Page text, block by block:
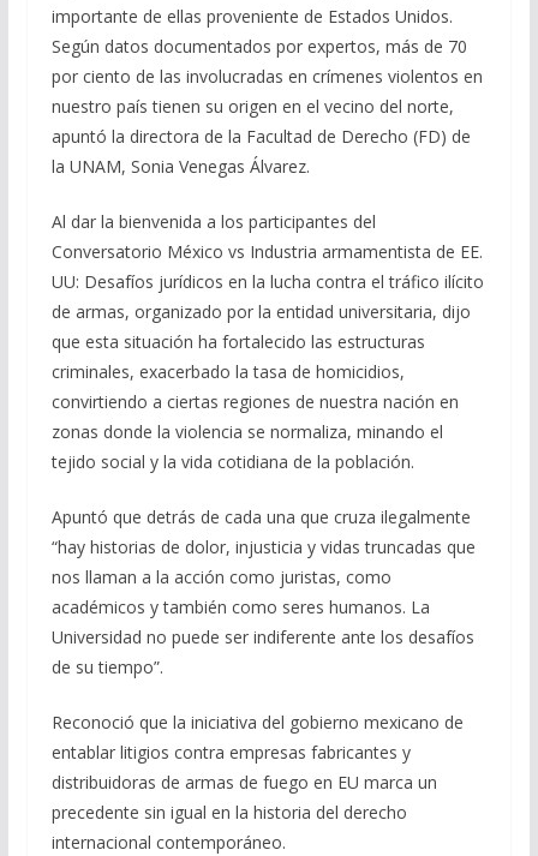
importante de ellas proveniente de Estados Unidos.
Según datos documentados por expertos, más de 70
por ciento de las involucradas en crímenes violentos en
nuestro país tienen su origen en el vecino del norte,
apuntó la directora de la Facultad de Derecho (FD) de
la UNAM, Sonia Venegas Álvarez.
Al dar la bienvenida a los participantes del
Conversatorio México vs Industria armamentista de EE.
UU: Desafíos jurídicos en la lucha contra el tráfico ilícito
de armas, organizado por la entidad universitaria, dijo
que esta situación ha fortalecido las estructuras
criminales, exacerbado la tasa de homicidios,
convirtiendo a ciertas regiones de nuestra nación en
zonas donde la violencia se normaliza, minando el
tejido social y la vida cotidiana de la población.
Apuntó que detrás de cada una que cruza ilegalmente
“hay historias de dolor, injusticia y vidas truncadas que
nos llaman a la acción como juristas, como
académicos y también como seres humanos. La
Universidad no puede ser indiferente ante los desafíos
de su tiempo”.
Reconoció que la iniciativa del gobierno mexicano de
entablar litigios contra empresas fabricantes y
distribuidoras de armas de fuego en EU marca un
precedente sin igual en la historia del derecho
internacional contemporáneo.